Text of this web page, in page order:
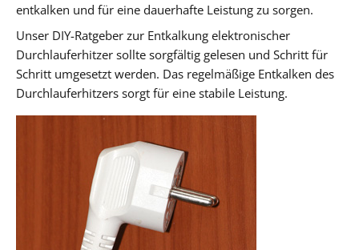
entkalken und für eine dauerhafte Leistung zu sorgen.
Unser DIY-Ratgeber zur Entkalkung elektronischer
Durchlauferhitzer sollte sorgfältig gelesen und Schritt für
Schritt umgesetzt werden. Das regelmäßige Entkalken des
Durchlauferhitzers sorgt für eine stabile Leistung.